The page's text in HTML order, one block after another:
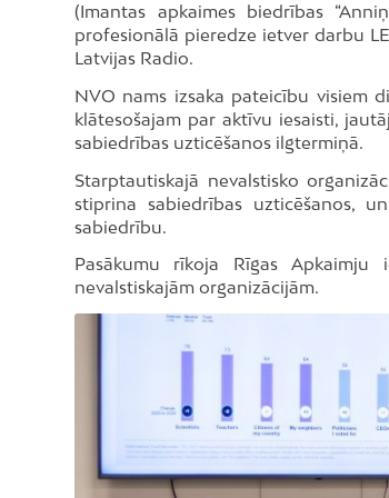
(Imantas apkaimes biedrības
profesionālā pieredze ietver darbu
Latvijas Radio.
NVO nams izsaka pateicību visiem
klātesošajam par aktīvu iesaisti,
sabiedrības uzticēšanos ilgtermiņā.
Starptautiskajā nevalstisko
stiprina sabiedrības uzticēšanos,
sabiedrību.
Pasākumu rīkoja Rīgas Apkaimju
nevalstiskajām organizācijām.